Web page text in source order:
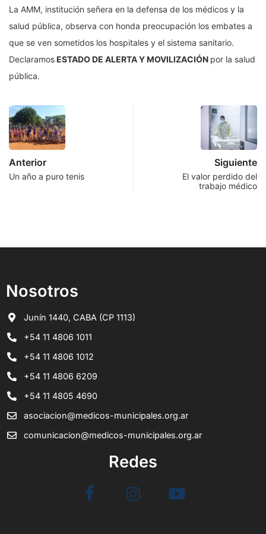
La AMM, institución señera en la defensa de los médicos y la
salud pública, observa con honda preocupación los embates a
que se ven sometidos los hospitales y el sistema sanitario.
DeclaramosESTADO DE ALERTA Y MOVILIZACIÓN por la salud
pública.
Anterior
Un año a puro tenis
Siguiente
El valor perdido del
trabajo médico
Nosotros
Junín 1440, CABA (CP 1113)
+54 11 4806 1011
+54 11 4806 1012
+54 11 4806 6209
+54 11 4805 4690
asociacion@medicos-municipales.org.ar
comunicacion@medicos-municipales.org.ar
Redes